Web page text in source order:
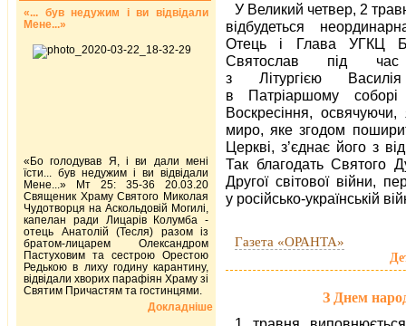
У Великий четвер, 2
відбудеться
Отець і Глава УГКЦ
Святослав під час
з Літургією
в Патріаршому соборі
Воскресіння, освячуючи,
миро, яке згодом
Церкві, з’єднає його з
Так благодать Святого
Другої світової війни,
у російсько-українській
Газета «ОРАНТА»
З Днем
«... був недужим і ви відвідали
Мене...»
«Бо голодував Я, і ви дали мені
їсти... був недужим і ви відвідали
Мене...» Мт 25: 35-36 20.03.20
Священик Храму Святого Миколая
Чудотворця на Аскольдовій Могилі,
капелан ради Лицарів Колумба -
отець Анатолій (Тесля) разом із
братом-лицарем Олександром
Пастуховим та сестрою Орестою
Редькою в лиху годину карантину,
відвідали хворих парафіян Храму зі
Святим Причастям та гостинцями.
Докладніше